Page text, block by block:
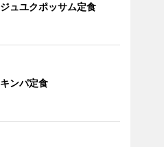
ジュユクポッサム定食
キンパ定食